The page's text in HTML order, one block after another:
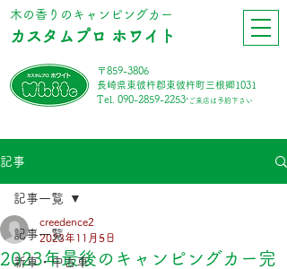
​木の香りのキャンピングカー
カスタムプロ ホワイト
〒859-3806
長崎県東彼杵郡東彼杵町三根郷1031
Tel. 090-2859-2253*ご来店は予約下さい
記事
記事一覧
新車・中古車
記事一覧
2023年最後のキャンピングカー完
creedence2
2023年11月5日